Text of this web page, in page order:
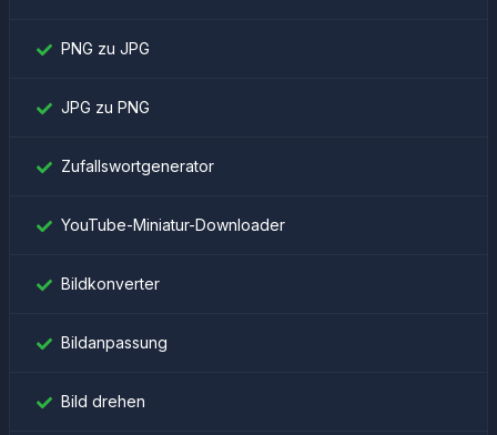
PNG zu JPG
JPG zu PNG
Zufallswortgenerator
YouTube-Miniatur-Downloader
Bildkonverter
Bildanpassung
Bild drehen